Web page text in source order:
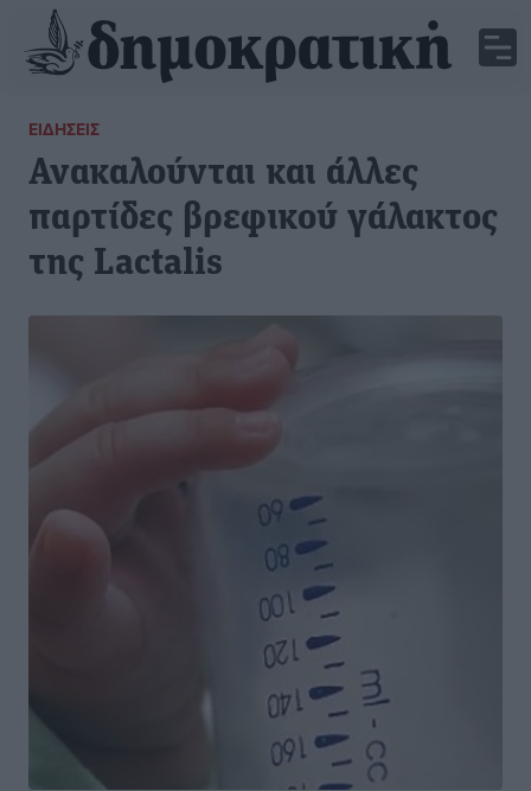
ΕΙΔΉΣΕΙΣ
Ανακαλούνται και άλλες
παρτίδες βρεφικού γάλακτος
της Lactalis